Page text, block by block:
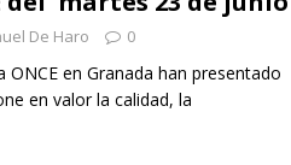
De Haro 0
ONCE en Granada han presentado
en valor la calidad, la